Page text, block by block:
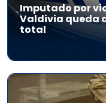
Imputado por
Valdivia queda
total